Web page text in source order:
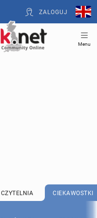
ZALOGUJ
Menu
CZYTELNIA CIEKAWOSTKI